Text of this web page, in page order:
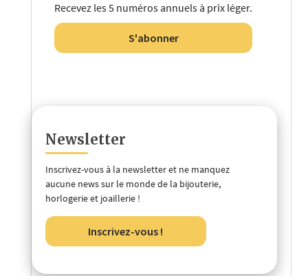
Recevez les 5 numéros annuels à prix léger.
S'abonner
Newsletter
Inscrivez-vous à la newsletter et ne manquez
aucune news sur le monde de la bijouterie,
horlogerie et joaillerie !
Inscrivez-vous !